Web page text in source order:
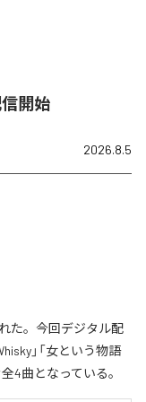
信開始
2026.8.5
た。今回デジタル配
」「女という物語
4曲となっている。